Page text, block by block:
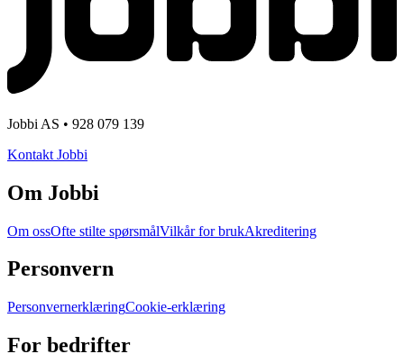
Jobbi AS • 928 079 139
Kontakt Jobbi
Om Jobbi
Om ossOfte stilte spørsmålVilkår for brukAkreditering
Personvern
PersonvernerklæringCookie-erklæring
For bedrifter